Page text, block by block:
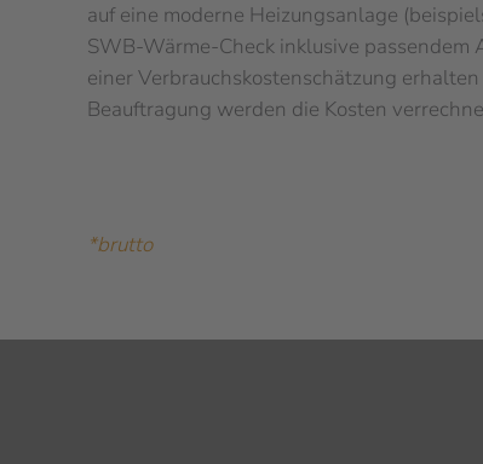
auf eine moderne Heizungsanlage
SWB-Wärme-Check inklusive passendem
einer Verbrauchskostenschätzung erhalten
Beauftragung werden die Kosten
*brutto